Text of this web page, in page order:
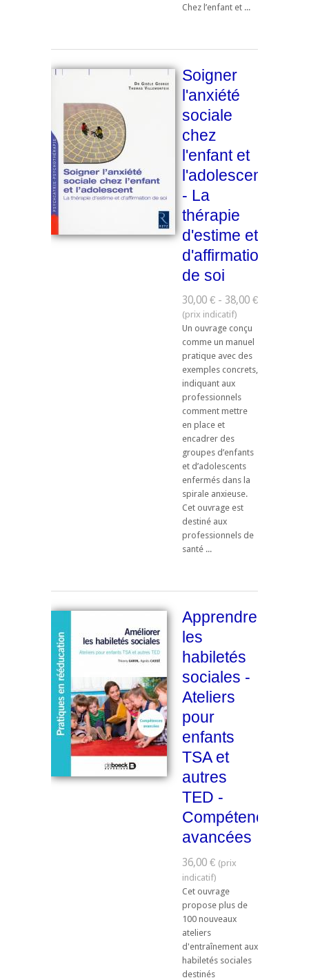
Chez l’enfant et ...
Soigner
l'anxiété
sociale
chez
l'enfant et
l'adolescent
- La
thérapie
d'estime et
d'affirmation
de soi
30,00 € - 38,00 €
Un ouvrage conçu
comme un manuel
pratique avec des
exemples concrets,
indiquant aux
professionnels
comment mettre
en place et
encadrer des
groupes d’enfants
et d’adolescents
enfermés dans la
spirale anxieuse.
Cet ouvrage est
destiné aux
professionnels de
santé ...
Apprendre
les
habiletés
sociales -
Ateliers
pour
enfants
TSA et
autres
TED -
Compétences
avancées
36,00 €
Cet ouvrage
propose plus de
100 nouveaux
ateliers
d'entraînement aux
habiletés sociales
destinés